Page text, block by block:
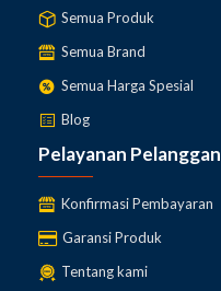
Semua Produk
Semua Brand
Semua Harga Spesial
Blog
Pelayanan Pelanggan
Konfirmasi Pembayaran
Garansi Produk
Tentang kami